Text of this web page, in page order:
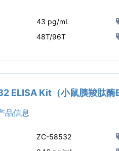
43 pg/mL
48T/96T
ELISA Kit（小鼠胰羧肽酶
品信息
ZC-58532